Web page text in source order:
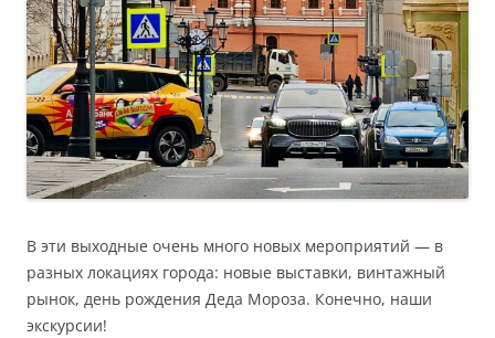
В эти выходные очень много новых мероприятий — в
разных локациях города: новые выставки, винтажный
рынок, день рождения Деда Мороза. Конечно, наши
экскурсии!